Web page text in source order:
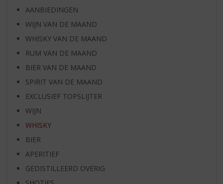
AANBIEDINGEN
WIJN VAN DE MAAND
WHISKY VAN DE MAAND
RUM VAN DE MAAND
BIER VAN DE MAAND
SPIRIT VAN DE MAAND
EXCLUSIEF TOPSLIJTER
WIJN
WHISKY
BIER
APERITIEF
GEDISTILLEERD OVERIG